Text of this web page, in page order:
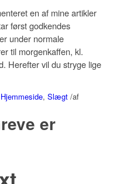
en af mine artikler
først godkendes
under normale
til morgenkaffen, kl.
Herefter vil du stryge lige
Hjemmeside, Slægt /af
er